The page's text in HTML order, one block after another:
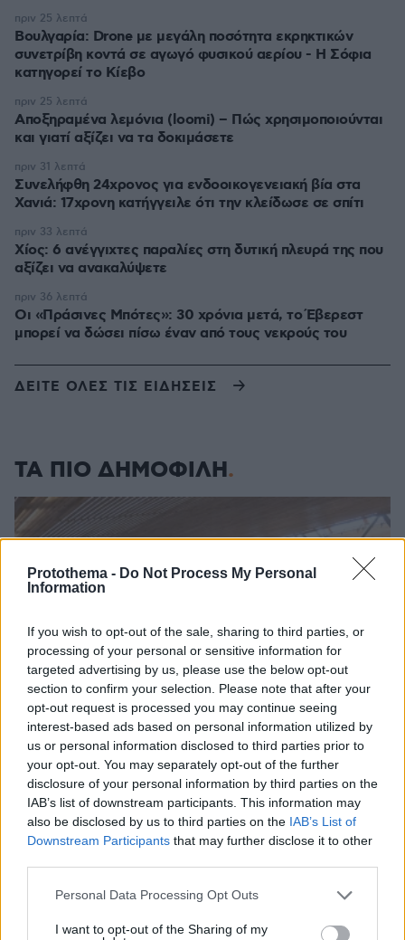
Protothema - Do Not Process My Personal
Information
If you wish to opt-out of the sale, sharing to third parties, or
processing of your personal or sensitive information for
targeted advertising by us, please use the below opt-out
section to confirm your selection. Please note that after your
opt-out request is processed you may continue seeing
interest-based ads based on personal information utilized by
us or personal information disclosed to third parties prior to
your opt-out. You may separately opt-out of the further
disclosure of your personal information by third parties on the
IAB’s list of downstream participants. This information may
also be disclosed by us to third parties on the IAB’s List of
Downstream Participants that may further disclose it to other
Please note that this website/app uses one or more Google
not limited to your visit or usage behaviour. You may click to
Personal Data Processing Opt Outs
I want to opt-out of the Sharing of my
Βουλγαρία: Drone με μεγάλη ποσότητα εκρηκτικών
συνετρίβη κοντά σε αγωγό φυσικού αερίου - Η Σόφια
κατηγορεί το Κίεβο
πριν 25 λεπτά
Αποξηραμένα λεμόνια (loomi) – Πώς χρησιμοποιούνται
και γιατί αξίζει να τα δοκιμάσετε
πριν 25 λεπτά
Συνελήφθη 24χρονος για ενδοοικογενειακή βία στα
Χανιά: 17χρονη κατήγγειλε ότι την κλείδωσε σε σπίτι
πριν 31 λεπτά
Χίος: 6 ανέγγιχτες παραλίες στη δυτική πλευρά της που
αξίζει να ανακαλύψετε
πριν 33 λεπτά
Οι «Πράσινες Μπότες»: 30 χρόνια μετά, το Έβερεστ
μπορεί να δώσει πίσω έναν από τους νεκρούς του
πριν 36 λεπτά
ΔΕΙΤΕ ΟΛΕΣ ΤΙΣ ΕΙΔΗΣΕΙΣ
ΤΑ ΠΙΟ ΔΗΜΟΦΙΛΗ
που δεν πρόλαβε να ξεφύγει από το τσουνάμι
08.08.2026, 18:08